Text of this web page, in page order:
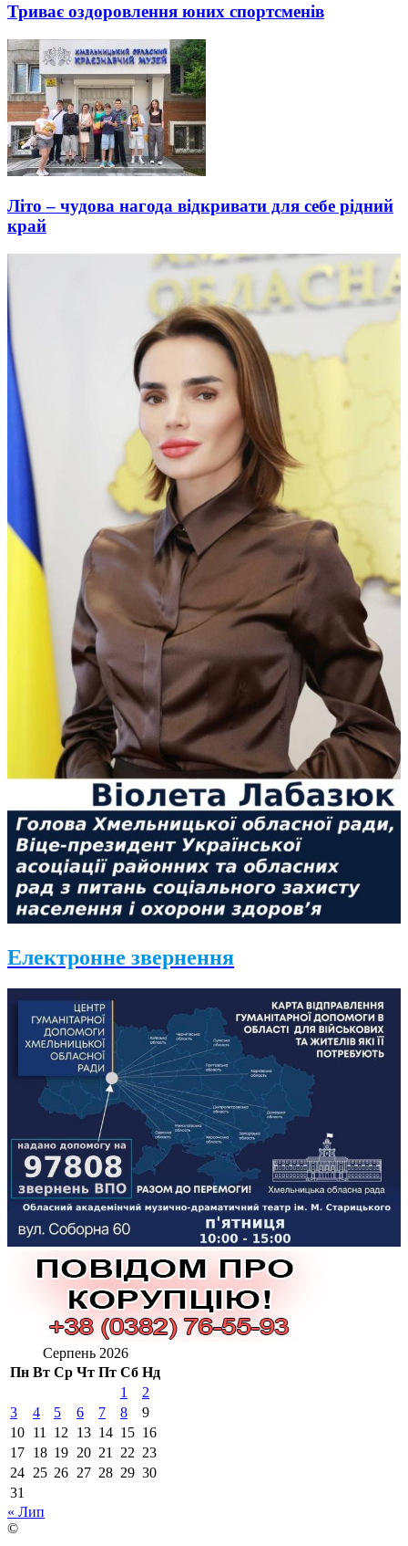
Триває оздоровлення юних спортсменів
Літо – чудова нагода відкривати для себе рідний
край
Електронне звернення
Серпень 2026
Пн Вт Ср Чт Пт Сб Нд
1
2
3
4 5 6 7 8
9
10 11 12 13 14 15 16
17 18 19 20 21 22 23
24 25 26 27 28 29 30
31
« Лип
©